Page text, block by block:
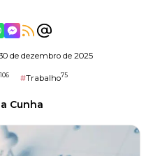
de dezembro de 2025
106 #Trabalho75
Cunha